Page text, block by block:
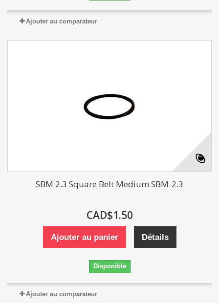
Ajouter au comparateur
SBM 2.3 Square Belt Medium SBM-2.3
CAD$1.50
Ajouter au panier Détails
Disponible
Ajouter au comparateur